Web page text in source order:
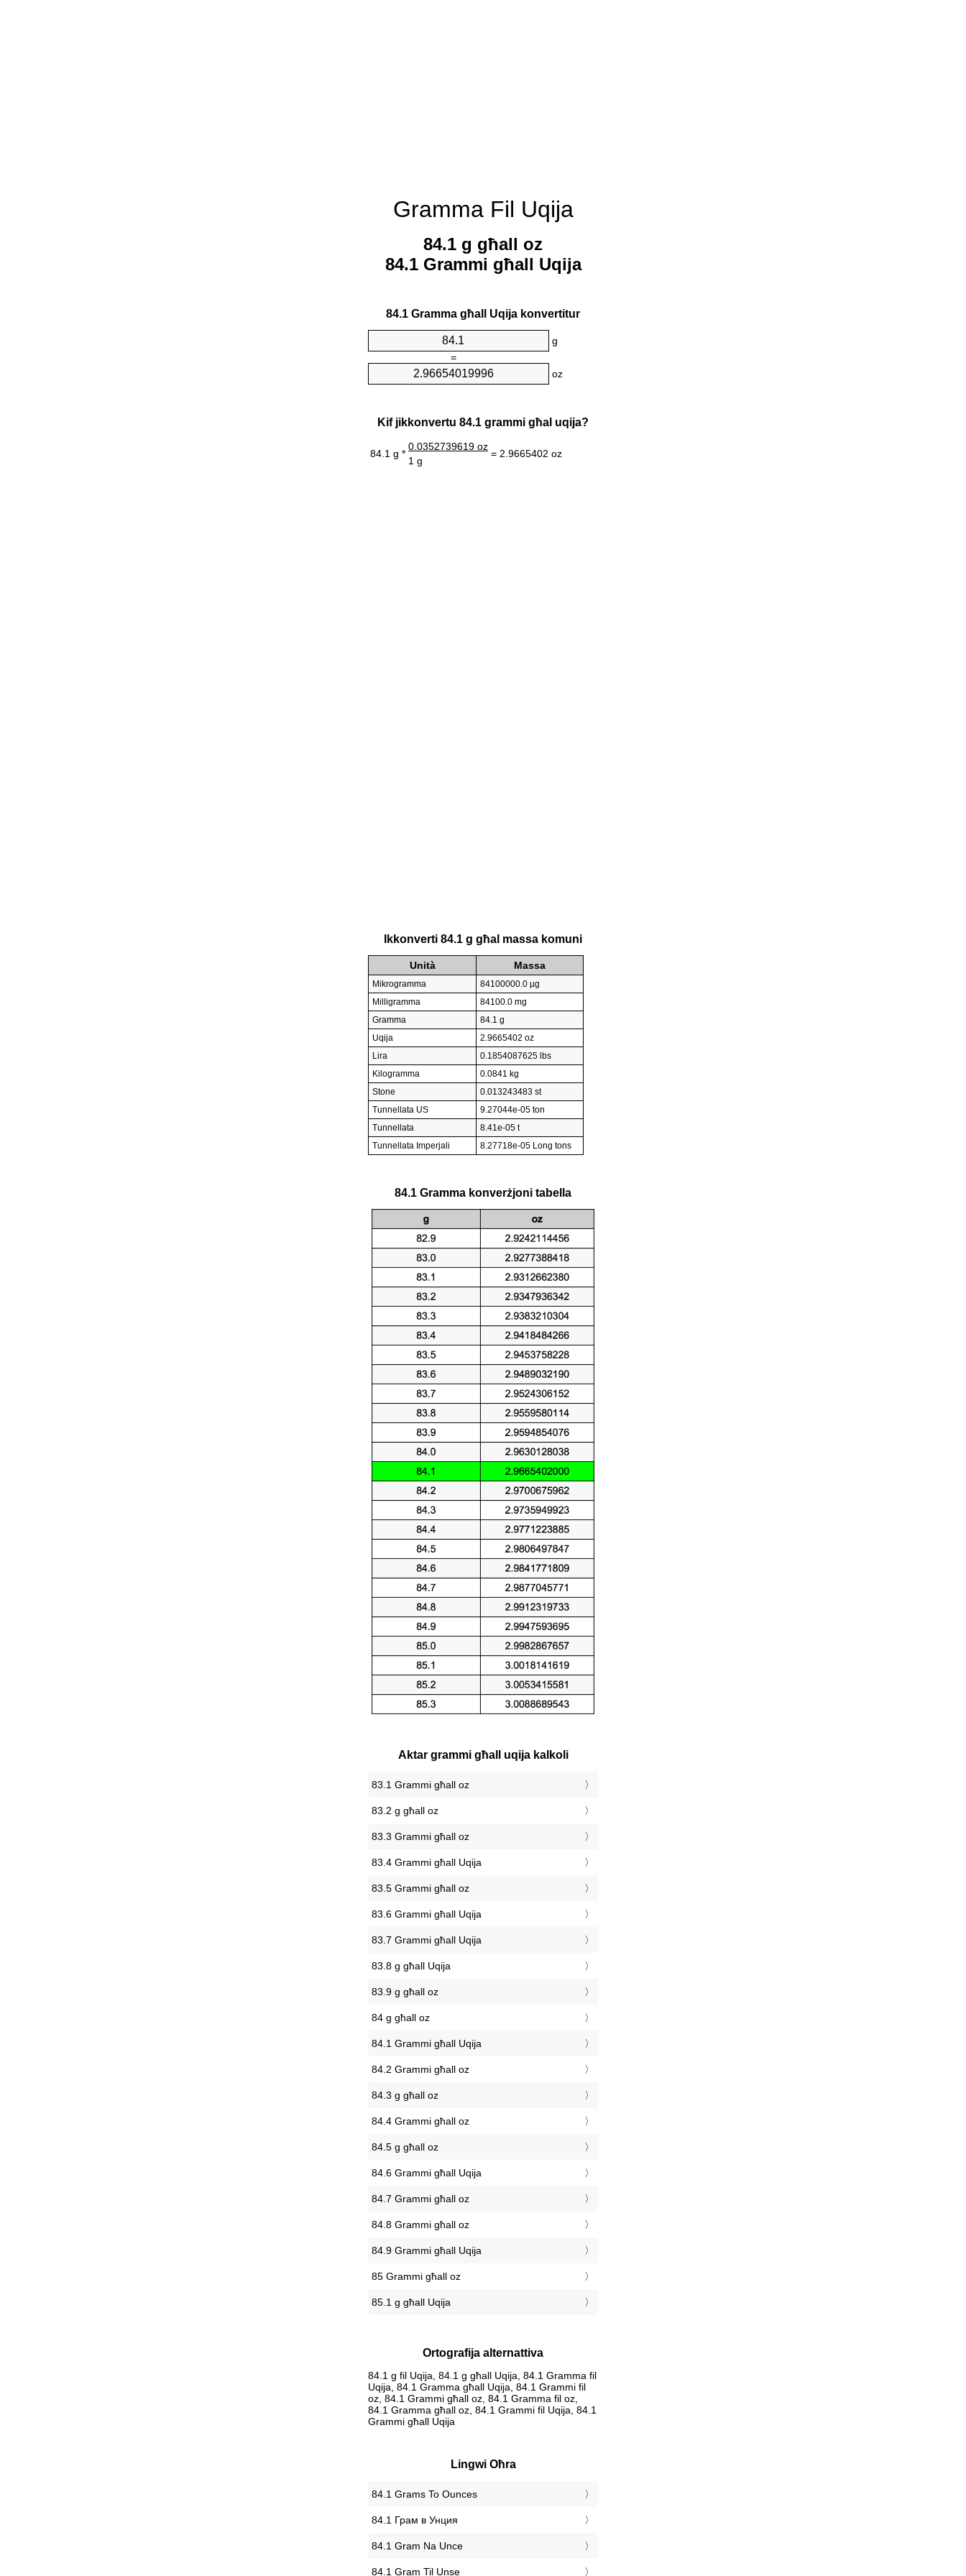
Gramma Fil Uqija
84.1 g għall oz
84.1 Grammi għall Uqija
84.1 Gramma għall Uqija konvertitur
g
=
oz
Kif jikkonvertu 84.1 grammi għal uqija?
84.1 g *
0.0352739619 oz
= 2.9665402 oz
1 g
Ikkonverti 84.1 g għal massa komuni
Unità Massa
Mikrogramma
84100000.0 µg
Milligramma
84100.0 mg
Gramma
84.1 g
Uqija
2.9665402 oz
Lira
0.1854087625 lbs
Kilogramma
0.0841 kg
Stone
0.013243483 st
Tunnellata US
9.27044e-05 ton
Tunnellata
8.41e-05 t
Tunnellata Imperjali
8.27718e-05 Long tons
84.1 Gramma konverżjoni tabella
Aktar grammi għall uqija kalkoli
83.1 Grammi għall oz
83.2 g għall oz
83.3 Grammi għall oz
83.4 Grammi għall Uqija
83.5 Grammi għall oz
83.6 Grammi għall Uqija
83.7 Grammi għall Uqija
83.8 g għall Uqija
83.9 g għall oz
84 g għall oz
84.1 Grammi għall Uqija
84.2 Grammi għall oz
84.3 g għall oz
84.4 Grammi għall oz
84.5 g għall oz
84.6 Grammi għall Uqija
84.7 Grammi għall oz
84.8 Grammi għall oz
84.9 Grammi għall Uqija
85 Grammi għall oz
85.1 g għall Uqija
Ortografija alternattiva
84.1 g fil Uqija, 84.1 g għall Uqija, 84.1 Gramma fil
Uqija, 84.1 Gramma għall Uqija, 84.1 Grammi fil
oz, 84.1 Grammi għall oz, 84.1 Gramma fil oz,
84.1 Gramma għall oz, 84.1 Grammi fil Uqija, 84.1
Grammi għall Uqija
Lingwi Oħra
‎84.1 Grams To Ounces
‎84.1 Грам в Унция
‎84.1 Gram Na Unce
‎84.1 Gram Til Unse